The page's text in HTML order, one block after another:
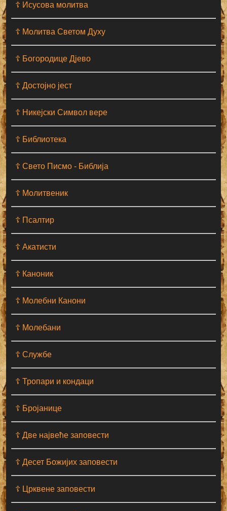
☦ Исусова молитва
☦ Молитва Светом Духу
☦ Богородице Дјево
☦ Достојно јест
☦ Никејски Символ вере
☦ Библиотека
☦ Свето Писмо - Библија
☦ Молитвеник
☦ Псалтир
☦ Акатисти
☦ Каноник
☦ Молебни Канони
☦ Молебани
☦ Службе
☦ Тропари и кондаци
☦ Бројанице
☦ Две највеће заповести
☦ Десет Божијих заповести
☦ Црквене заповести